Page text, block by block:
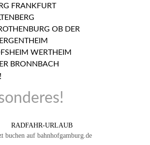
RADFAHR-URLAUB
buchen auf bahnhofgamburg.de